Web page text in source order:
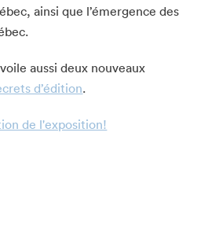
ainsi que l’émergence des
aussi deux nouveaux
d’édition.
de l'exposition!